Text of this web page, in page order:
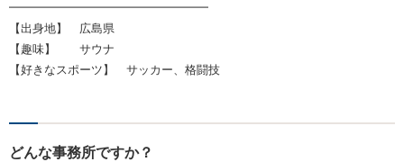
━━━━━━━━━━━━━━━━━
【出身地】 広島県
【趣味】 サウナ
【好きなスポーツ】 サッカー、格闘技
どんな事務所ですか？